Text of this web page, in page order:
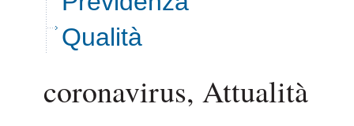
Qualità
coronavirus, Attualità